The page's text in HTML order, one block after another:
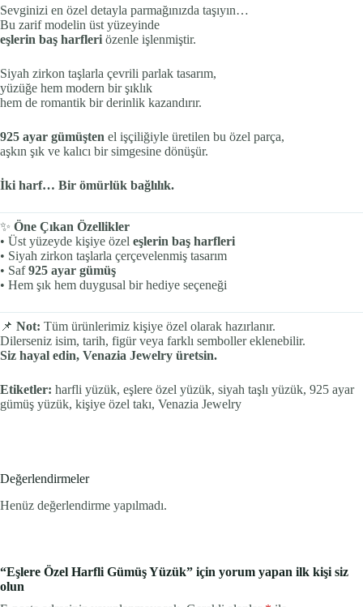
Sevginizi en özel detayla parmağınızda taşıyın…
Bu zarif modelin üst yüzeyinde
eşlerin baş harfleri özenle işlenmiştir.
Siyah zirkon taşlarla çevrili parlak tasarım,
yüzüğe hem modern bir şıklık
hem de romantik bir derinlik kazandırır.
925 ayar gümüşten el işçiliğiyle üretilen bu özel parça,
aşkın şık ve kalıcı bir simgesine dönüşür.
İki harf… Bir ömürlük bağlılık.
✨ Öne Çıkan Özellikler
• Üst yüzeyde kişiye özel eşlerin baş harfleri
• Siyah zirkon taşlarla çerçevelenmiş tasarım
• Saf925 ayar gümüş
• Hem şık hem duygusal bir hediye seçeneği
📌 Not: Tüm ürünlerimiz kişiye özel olarak hazırlanır.
Dilerseniz isim, tarih, figür veya farklı semboller eklenebilir.
Siz hayal edin, Venazia Jewelry üretsin.
Etiketler: harfli yüzük, eşlere özel yüzük, siyah taşlı yüzük, 925 ayar
gümüş yüzük, kişiye özel takı, Venazia Jewelry
Değerlendirmeler
Henüz değerlendirme yapılmadı.
“Eşlere Özel Harfli Gümüş Yüzük” için yorum yapan ilk kişi siz
olun